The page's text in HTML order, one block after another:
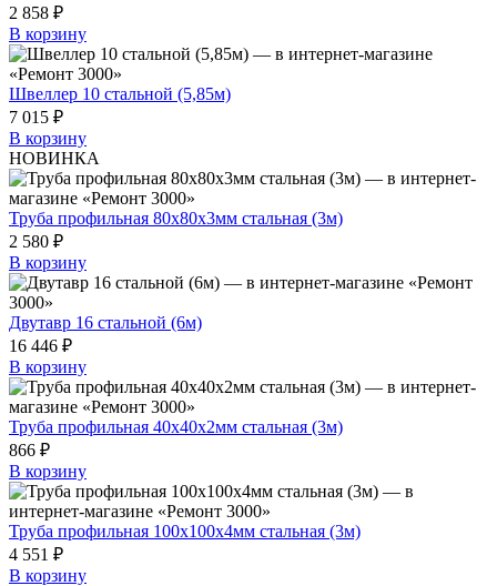
2 858 ₽
В корзину
Швеллер 10 стальной (5,85м)
7 015 ₽
В корзину
НОВИНКА
Труба профильная 80x80x3мм стальная (3м)
2 580 ₽
В корзину
Двутавр 16 стальной (6м)
16 446 ₽
В корзину
Труба профильная 40х40х2мм стальная (3м)
866 ₽
В корзину
Труба профильная 100х100х4мм стальная (3м)
4 551 ₽
В корзину